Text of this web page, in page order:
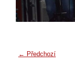
← Předchozí